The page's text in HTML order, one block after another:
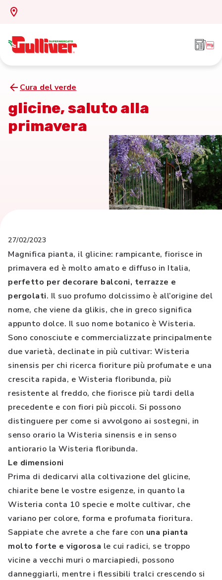
Cura del verde
glicine, saluto alla
primavera
27/02/2023
Magnifica pianta, il glicine: rampicante, fiorisce in
primavera ed è molto amato e diffuso in Italia,
perfetto per decorare balconi, terrazze e
pergolati. Il suo profumo dolcissimo è all’origine del
nome, che viene da glikis, che in greco significa
appunto dolce. Il suo nome botanico è Wisteria.
Sono conosciute e commercializzate principalmente
due varietà, declinate in più cultivar: Wisteria
sinensis per chi ricerca fioriture più profumate e una
crescita rapida, e Wisteria floribunda, più
resistente al freddo, che fiorisce più tardi della
precedente e con fiori più piccoli. Si possono
distinguere per come si avvolgono ai sostegni, in
senso orario la Wisteria sinensis e in senso
antiorario la Wisteria floribunda.
Le dimensioni
Prima di dedicarvi alla coltivazione del glicine,
chiarite bene le vostre esigenze, in quanto la
Wisteria conta 10 specie e molte cultivar, che
variano per colore, forma e profumata fioritura.
Sappiate che avrete a che fare con una pianta
molto forte e vigorosa le cui radici, se troppo
vicine a vecchi muri o marciapiedi, possono
danneggiarli, mentre i flessibili tralci crescendo si